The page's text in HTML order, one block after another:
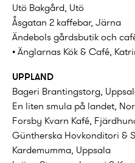
Utö Bakgård, Utö
Åsgatan 2 kaffebar, Järna
Ändebols gårdsbutik och
• Änglarnas Kök & Café,
UPPLAND
Bageri Brantingstorg,
En liten smula på landet,
Forsby Kvarn Kafé,
Güntherska Hovkonditori &
Kardemumma, Uppsala